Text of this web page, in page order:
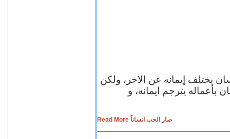
يختلف إيمانه عن الاخر، ولكن
بأعماله يترجم ايمانه، و
Read More صار الحب انساناً